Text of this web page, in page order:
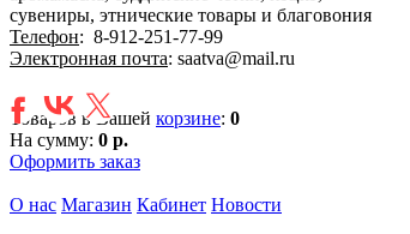
сувениры, этнические товары и благовония
Телефон: 8-912-251-77-99
Электронная почта: saatva@mail.ru
Товаров в Вашей корзине: 0
На сумму: 0 р.
Оформить заказ
О нас Магазин Кабинет Новости